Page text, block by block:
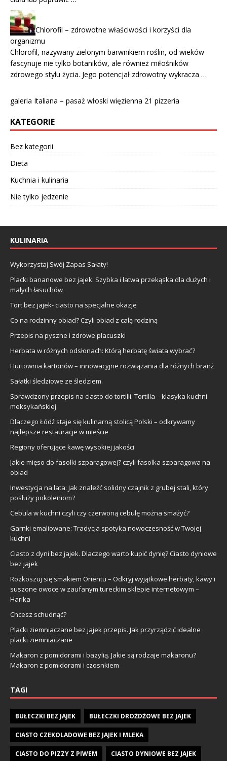
Chlorofil – zdrowotne właściwości i korzyści dla
organizmu
Chlorofil, nazywany zielonym barwnikiem roślin, od wieków
fascynuje nie tylko botaników, ale również miłośników
zdrowego stylu życia. Jego potencjał zdrowotny wykracza …
galeria Italiana – pasaż włoski więzienna 21 pizzeria
KATEGORIE
Bez kategorii
Dieta
Kuchnia i kulinaria
Nie tylko jedzenie
KULINARIA
Wykorzystaj Swój Zapas Sałaty!
Placki bananowe bez jajek. Szybka i łatwa przekąska dla dużych i
małych łasuchów
Tort bez jajek- ciasto na specjalne okazje
Co na rodzinny obiad? Czyli obiad z całą rodziną
Przepis na pyszne i zdrowe placuszki
Herbata w różnych odsłonach: Którą herbatę świata wybrać?
Hurtownia kartonów – innowacyjne rozwiązania dla różnych branż
Sałatki śledziowe ze śledziem.
Sprawdzony przepis na ciasto do tortilli. Tortilla – klasyka kuchni
meksykańskiej
Dlaczego Łódź staje się kulinarną stolicą Polski – odkrywamy
najlepsze restauracje w mieście
Regiony oferujące kawę wysokiej jakości
Jakie mięso do fasolki szparagowej? czyli fasolka szparagowa na
obiad
Inwestycja na lata: Jak znaleźć solidny czajnik z grubej stali, który
posłuży pokoleniom?
Cebula w kuchni czyli czy czerwoną cebulę można smażyć?
Garnki emaliowane: Tradycja spotyka nowoczesność w Twojej
kuchni
Ciasto z dyni bez jajek. Dlaczego warto kupić dynię? Ciasto dyniowe
bez jajek
Rozkoszuj się smakiem Orientu – Odkryj wyjątkowe herbaty, kawy i
suszone owoce w zaufanym tureckim sklepie internetowym –
Harika
Chcesz schudnąć?
Placki ziemniaczane bez jajek przepis. Jak przyrządzić idealne
placki ziemniaczane
Makaron z pomidorami i bazylią. Jakie są rodzaje makaronu?
Makaron z pomidorami i czosnkiem
TAGI
BUŁECZKI BEZ JAJEK BUŁECZKI DROŻDŻOWE BEZ JAJEK
CIASTO CZEKOLADOWE BEZ JAJEK I MLEKA
CIASTO DO PIZZY Z PIWEM CIASTO DYNIOWE BEZ JAJEK